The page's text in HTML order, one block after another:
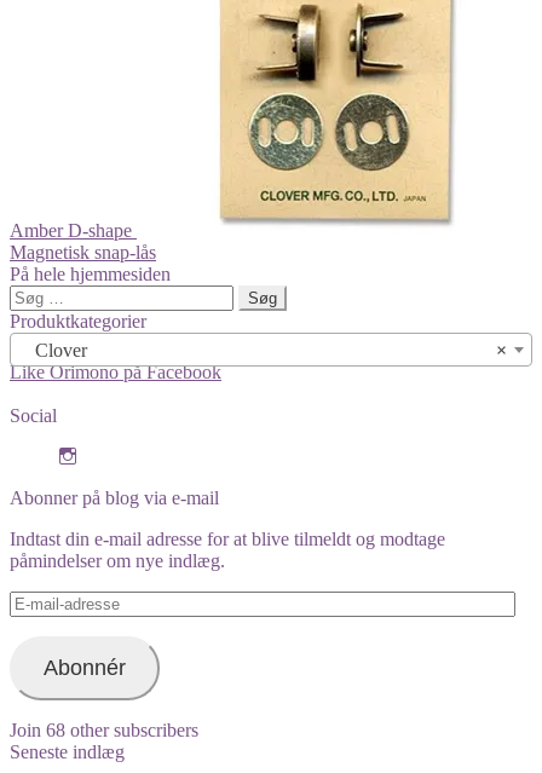
Amber D-shape
Magnetisk snap-lås
På hele hjemmesiden
Søg
efter:
Produktkategorier
×
Clover
Like Orimono på Facebook
Social
profile
on
Instagram
Abonner på blog via e-mail
Indtast din e-mail adresse for at blive tilmeldt og modtage
påmindelser om nye indlæg.
E-
mail-
Abonnér
Join 68 other subscribers
Seneste indlæg